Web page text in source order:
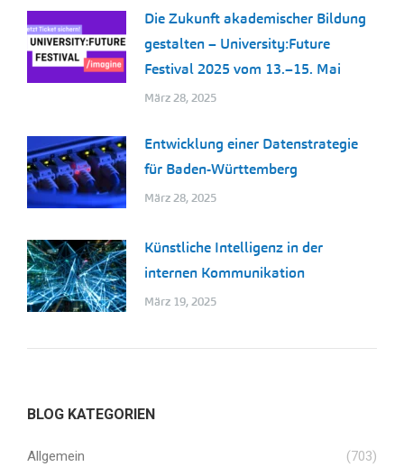
Die Zukunft akademischer Bildung
gestalten – University:Future
Festival 2025 vom 13.–15. Mai
März 28, 2025
Entwicklung einer Datenstrategie
für Baden-Württemberg
März 28, 2025
Künstliche Intelligenz in der
internen Kommunikation
März 19, 2025
BLOG KATEGORIEN
Allgemein
(703)